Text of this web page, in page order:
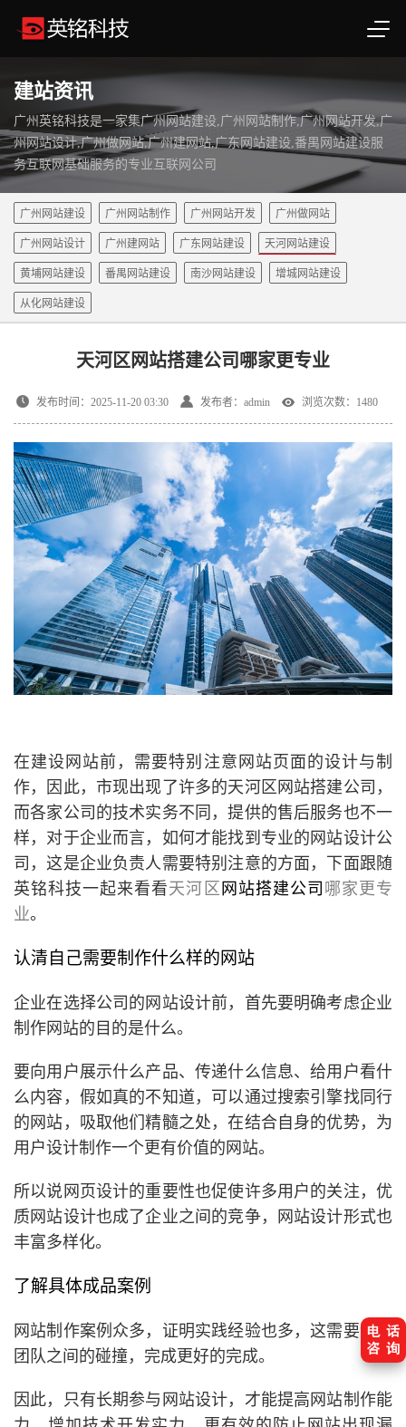
建站资讯
广州英铭科技是一家集广州网站建设,广州网站制作,广州网站开发,广
州网站设计,广州做网站,广州建网站,广东网站建设,番禺网站建设服
务互联网基础服务的专业互联网公司
广州网站建设 广州网站制作 广州网站开发 广州做网站
广州网站设计 广州建网站 广东网站建设 天河网站建设
黄埔网站建设 番禺网站建设 南沙网站建设 增城网站建设
从化网站建设
天河区网站搭建公司哪家更专业
发布时间：2025-11-20 03:30 发布者：admin 浏览次数：1480
在建设网站前，需要特别注意网站页面的设计与制
作，因此，市现出现了许多的天河区网站搭建公司，
而各家公司的技术实务不同，提供的售后服务也不一
样，对于企业而言，如何才能找到专业的网站设计公
司，这是企业负责人需要特别注意的方面，下面跟随
英铭科技一起来看看天河区网站搭建公司哪家更专
业。
认清自己需要制作什么样的网站
企业在选择公司的网站设计前，首先要明确考虑企业
制作网站的目的是什么。
要向用户展示什么产品、传递什么信息、给用户看什
么内容，假如真的不知道，可以通过搜索引擎找同行
的网站，吸取他们精髓之处，在结合自身的优势，为
用户设计制作一个更有价值的网站。
所以说网页设计的重要性也促使许多用户的关注，优
质网站设计也成了企业之间的竞争，网站设计形式也
丰富多样化。
了解具体成品案例
网站制作案例众多，证明实践经验也多，这需要设计
团队之间的碰撞，完成更好的完成。
因此，只有长期参与网站设计，才能提高网站制作能